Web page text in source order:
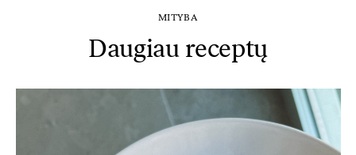
MITYBA
Daugiau receptų